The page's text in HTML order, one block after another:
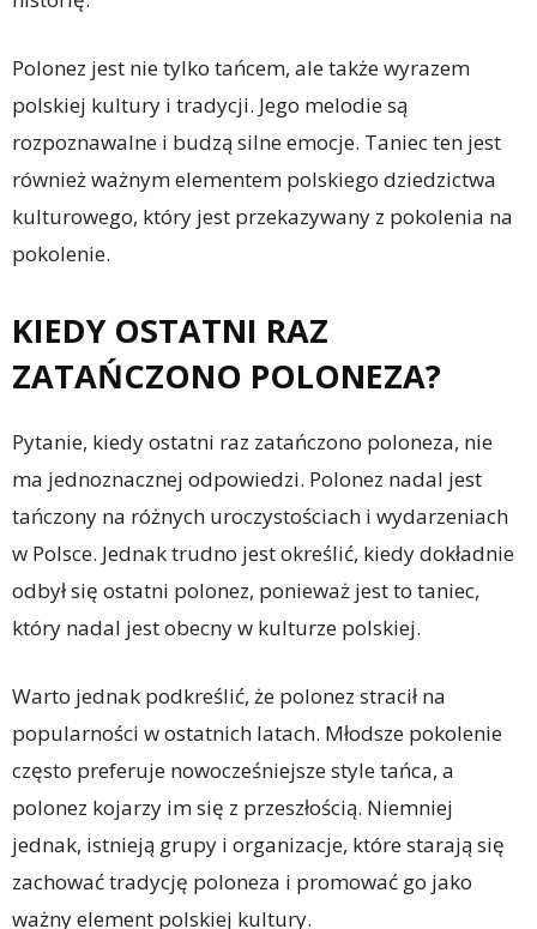
Polonez jest nie tylko tańcem, ale także wyrazem
polskiej kultury i tradycji. Jego melodie są
rozpoznawalne i budzą silne emocje. Taniec ten jest
również ważnym elementem polskiego dziedzictwa
kulturowego, który jest przekazywany z pokolenia na
pokolenie.
KIEDY OSTATNI RAZ
ZATAŃCZONO POLONEZA?
Pytanie, kiedy ostatni raz zatańczono poloneza, nie
ma jednoznacznej odpowiedzi. Polonez nadal jest
tańczony na różnych uroczystościach i wydarzeniach
w Polsce. Jednak trudno jest określić, kiedy dokładnie
odbył się ostatni polonez, ponieważ jest to taniec,
który nadal jest obecny w kulturze polskiej.
Warto jednak podkreślić, że polonez stracił na
popularności w ostatnich latach. Młodsze pokolenie
często preferuje nowocześniejsze style tańca, a
polonez kojarzy im się z przeszłością. Niemniej
jednak, istnieją grupy i organizacje, które starają się
zachować tradycję poloneza i promować go jako
ważny element polskiej kultury.